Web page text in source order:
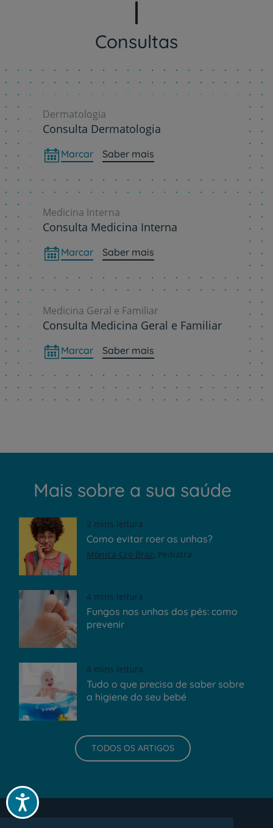
Acessibilidade
Consultas
Dermatologia
Consulta Dermatologia
Marcar Saber mais
Medicina Interna
Consulta Medicina Interna
Marcar Saber mais
Medicina Geral e Familiar
Consulta Medicina Geral e Familiar
Marcar Saber mais
Mais sobre a sua saúde
2 mins leitura
Como evitar roer as unhas?
Mónica Cró Braz Pediatra
4 mins leitura
Fungos nas unhas dos pés: como
prevenir
4 mins leitura
Tudo o que precisa de saber sobre
a higiene do seu bebé
TODOS OS ARTIGOS